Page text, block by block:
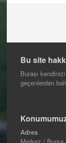
Bu site
Burası
geçenlerden
Adres